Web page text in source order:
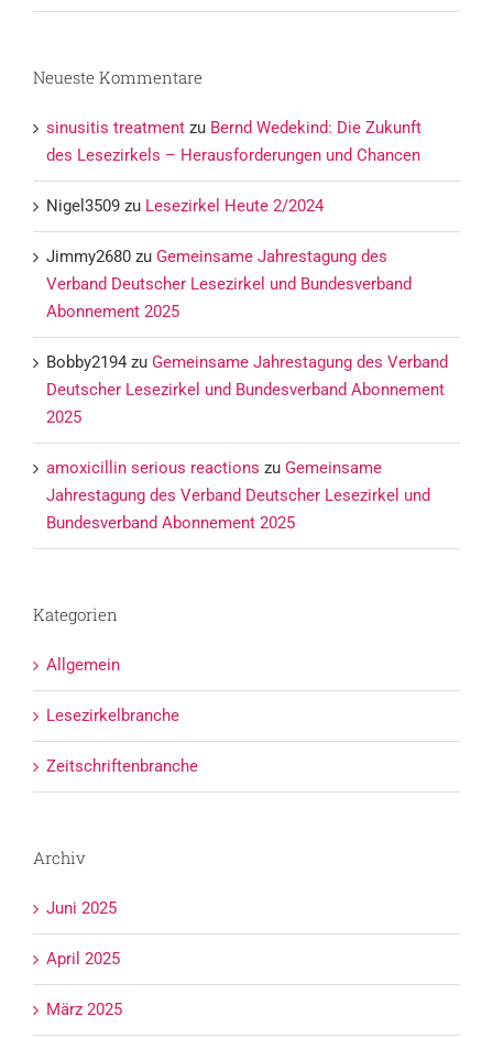
Neueste Kommentare
sinusitis treatment zu Bernd Wedekind: Die Zukunft
des Lesezirkels – Herausforderungen und Chancen
Nigel3509 zu Lesezirkel Heute 2/2024
Jimmy2680 zu Gemeinsame Jahrestagung des
Verband Deutscher Lesezirkel und Bundesverband
Abonnement 2025
Bobby2194 zu Gemeinsame Jahrestagung des Verband
Deutscher Lesezirkel und Bundesverband Abonnement
2025
amoxicillin serious reactions zu Gemeinsame
Jahrestagung des Verband Deutscher Lesezirkel und
Bundesverband Abonnement 2025
Kategorien
Allgemein
Lesezirkelbranche
Zeitschriftenbranche
Archiv
Juni 2025
April 2025
März 2025